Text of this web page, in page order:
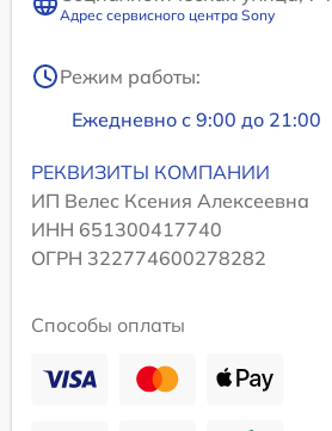
Адрес сервисного центра Sony
Режим работы:
Ежедневно с 9:00 до 21:00
РЕКВИЗИТЫ КОМПАНИИ
ИП Велес Ксения Алексеевна
ИНН 651300417740
ОГРН 322774600278282
Способы оплаты